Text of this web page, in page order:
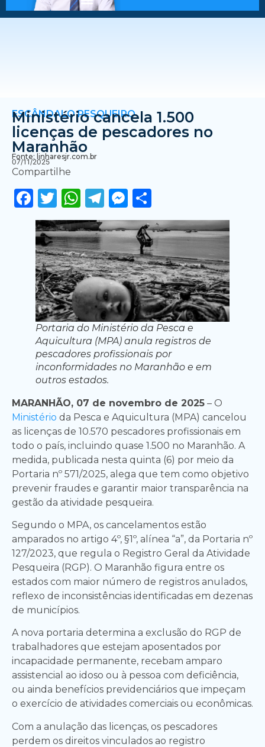
ESCÂNDALO PESQUEIRO
Ministério cancela 1.500
licenças de pescadores no
Maranhão
Fonte: linharesjr.com.br
07/11/2025
Compartilhe
Facebook
Twitter
WhatsApp
Telegram
Messenger
Portaria do Ministério da Pesca e
Aquicultura (MPA) anula registros de
pescadores profissionais por
inconformidades no Maranhão e em
outros estados.
MARANHÃO, 07 de novembro de 2025 – O
Ministério da Pesca e Aquicultura (MPA) cancelou
as licenças de 10.570 pescadores profissionais em
todo o país, incluindo quase 1.500 no Maranhão. A
medida, publicada nesta quinta (6) por meio da
Portaria nº 571/2025, alega que tem como objetivo
prevenir fraudes e garantir maior transparência na
gestão da atividade pesqueira.
Segundo o MPA, os cancelamentos estão
amparados no artigo 4º, §1º, alínea “a”, da Portaria nº
127/2023, que regula o Registro Geral da Atividade
Pesqueira (RGP). O Maranhão figura entre os
estados com maior número de registros anulados,
reflexo de inconsistências identificadas em dezenas
de municípios.
A nova portaria determina a exclusão do RGP de
trabalhadores que estejam aposentados por
incapacidade permanente, recebam amparo
assistencial ao idoso ou à pessoa com deficiência,
ou ainda benefícios previdenciários que impeçam
o exercício de atividades comerciais ou econômicas.
Com a anulação das licenças, os pescadores
perdem os direitos vinculados ao registro